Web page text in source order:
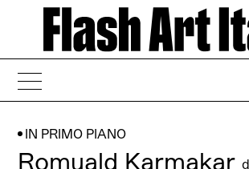
IN PRIMO PIANO
Romuald Karmakar